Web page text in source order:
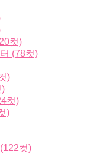
컷)
(78컷)
)
)
컷)
)
컷)